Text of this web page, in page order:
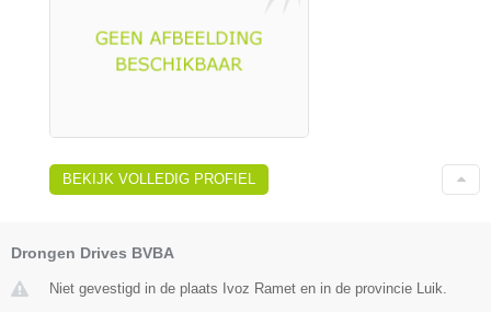
BEKIJK VOLLEDIG PROFIEL
Drongen Drives BVBA
Niet gevestigd in de plaats Ivoz Ramet en in de provincie Luik.